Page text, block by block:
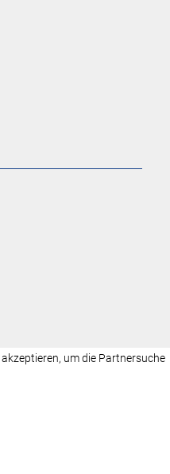
akzeptieren, um die Partnersuche